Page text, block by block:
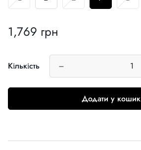
Звичайна
1,769 грн
Кількість
Додати у кошик